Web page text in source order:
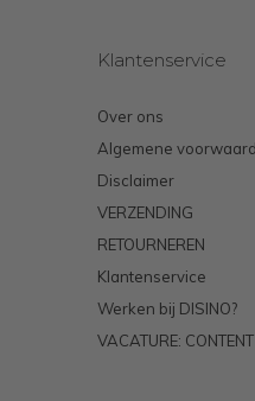
Klantenservice
Over ons
Algemene
Disclaimer
VERZENDING
RETOURNEREN
Klantenservice
Werken bij DISINO?
VACATURE: